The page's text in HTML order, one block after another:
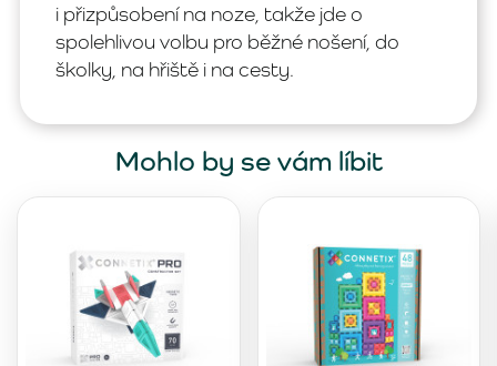
i přizpůsobení na noze, takže jde o
spolehlivou volbu pro běžné nošení, do
školky, na hřiště i na cesty.
Mohlo by se vám líbit